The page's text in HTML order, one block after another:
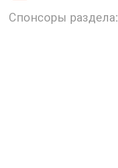
Спонсоры раздела: